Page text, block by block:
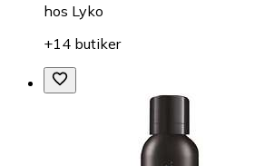
hos Lyko
+14 butiker